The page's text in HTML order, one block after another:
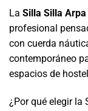
La Silla Silla
profesional
con cuerda
contemporáneo
espacios de
¿Por qué elegir la